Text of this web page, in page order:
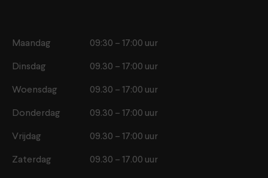
Maandag 09:30 – 17:00 uur
Dinsdag 09.30 – 17:00 uur
Woensdag 09.30 – 17:00 uur
Donderdag 09.30 – 17:00 uur
Vrijdag 09.30 – 17:00 uur
Zaterdag 09.30 – 17.00 uur